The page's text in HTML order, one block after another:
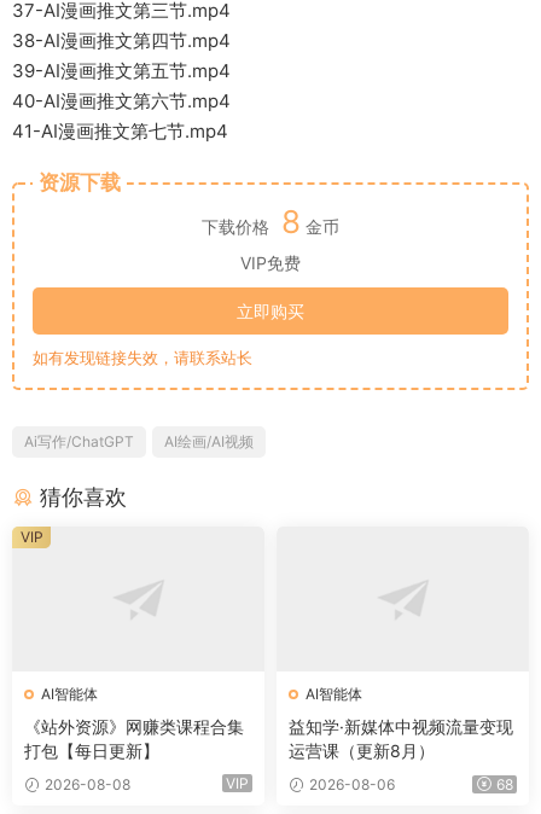
37-AI漫画推文第三节.mp4
38-AI漫画推文第四节.mp4
39-AI漫画推文第五节.mp4
40-AI漫画推文第六节.mp4
41-AI漫画推文第七节.mp4
资源下载
下载价格 8 金币
VIP免费
立即购买
如有发现链接失效，请联系站长
Ai写作/ChatGPT AI绘画/AI视频
猜你喜欢
AI智能体
《站外资源》网赚类课程合集
打包【每日更新】
2026-08-08 VIP
VIP
AI智能体
益知学·新媒体中视频流量变现
运营课（更新8月）
2026-08-06 68